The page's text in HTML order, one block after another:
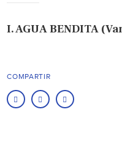
I. AGUA BENDITA
COMPARTIR